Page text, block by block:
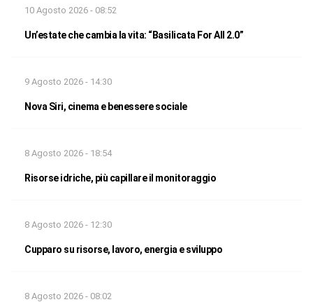
10 Agosto 2026 - 08:52
Un’estate che cambia la vita: “Basilicata For All 2.0”
9 Agosto 2026 - 14:30
Nova Siri, cinema e benessere sociale
8 Agosto 2026 - 18:54
Risorse idriche, più capillare il monitoraggio
8 Agosto 2026 - 12:30
Cupparo su risorse, lavoro, energia e sviluppo
8 Agosto 2026 - 08:02